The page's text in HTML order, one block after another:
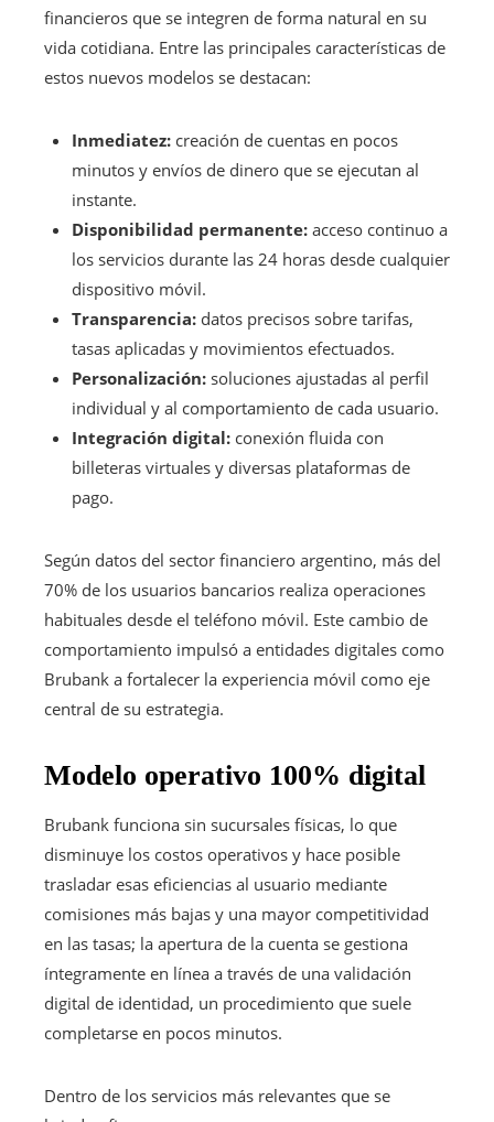
financieros que se integren de forma natural en su
vida cotidiana. Entre las principales características de
estos nuevos modelos se destacan:
Inmediatez: creación de cuentas en pocos
minutos y envíos de dinero que se ejecutan al
instante.
Disponibilidad permanente: acceso continuo a
los servicios durante las 24 horas desde cualquier
dispositivo móvil.
Transparencia: datos precisos sobre tarifas,
tasas aplicadas y movimientos efectuados.
Personalización: soluciones ajustadas al perfil
individual y al comportamiento de cada usuario.
Integración digital: conexión fluida con
billeteras virtuales y diversas plataformas de
pago.
Según datos del sector financiero argentino, más del
70% de los usuarios bancarios realiza operaciones
habituales desde el teléfono móvil. Este cambio de
comportamiento impulsó a entidades digitales como
Brubank a fortalecer la experiencia móvil como eje
central de su estrategia.
Modelo operativo 100% digital
Brubank funciona sin sucursales físicas, lo que
disminuye los costos operativos y hace posible
trasladar esas eficiencias al usuario mediante
comisiones más bajas y una mayor competitividad
en las tasas; la apertura de la cuenta se gestiona
íntegramente en línea a través de una validación
digital de identidad, un procedimiento que suele
completarse en pocos minutos.
Dentro de los servicios más relevantes que se